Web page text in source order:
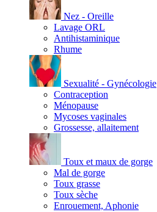
Nez - Oreille
Lavage ORL
Antihistaminique
Rhume
Sexualité - Gynécologie
Contraception
Ménopause
Mycoses vaginales
Grossesse, allaitement
Toux et maux de gorge
Mal de gorge
Toux grasse
Toux sèche
Enrouement, Aphonie